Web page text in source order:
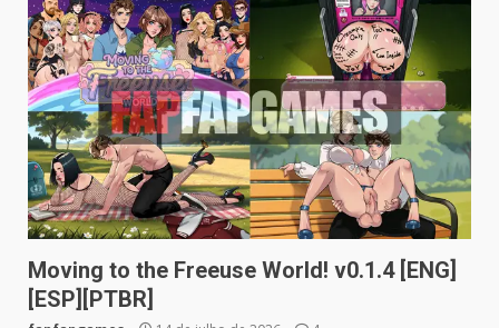
Moving to the Freeuse World! v0.1.4 [ENG]
[ESP][PTBR]